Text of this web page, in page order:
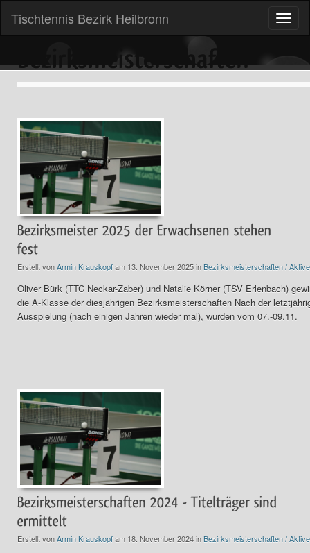
Toggle
Tischtennis Bezirk Heilbronn
Erstellt vonArmin Krauskopfam 13. November 2025 inBezirksmeisterschaften / Aktive
Oliver Bürk (TTC Neckar-Zaber) und Natalie Körner (TSV Erlenbach)
die A-Klasse der diesjährigen Bezirksmeisterschaften Nach der
Ausspielung (nach einigen Jahren wieder mal), wurden vom 07.-09.11.
Erstellt vonArmin Krauskopfam 18. November 2024 inBezirksmeisterschaften / Aktive